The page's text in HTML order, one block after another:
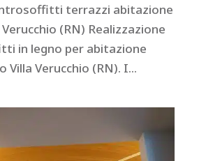
terrazzi abitazione
(RN) Realizzazione
in legno per abitazione
Villa Verucchio (RN). I...